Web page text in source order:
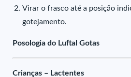
Virar o frasco até a posição
gotejamento.
Posologia do Luftal Gotas
Crianças – Lactentes